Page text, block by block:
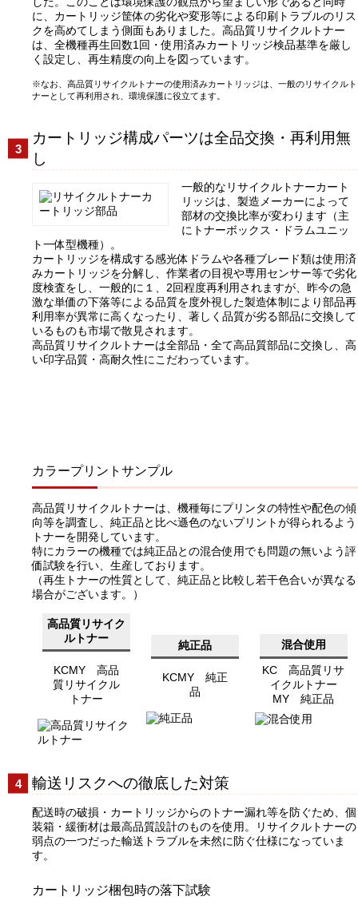
に、カートリッジ筐体の劣化や変形等による印刷トラブルのリス
クを高めてしまう側面もありました。高品質リサイクルトナー
は、全機種再生回数1回・使用済みカートリッジ検品基準を厳し
く設定し、再生精度の向上を図っています。
なお、高品質リサイクルトナーの使用済みカートリッジは、一般のリサイクルト
ナーとして再利用され、環境保護に役立てます。
カートリッジ構成パーツは全品交換・再利用無
し
一般的なリサイクルトナーカート
リッジは、製造メーカーによって
部材の交換比率が変わります（主
にトナーボックス・ドラムユニッ
ト一体型機種）。
カートリッジを構成する感光体ドラムや各種ブレード類は使用済
みカートリッジを分解し、作業者の目視や専用センサー等で劣化
度検査をし、一般的に１、2回程度再利用されますが、昨今の急
激な単価の下落等による品質を度外視した製造体制により部品再
利用率が異常に高くなったり、著しく品質が劣る部品に交換して
いるものも市場で散見されます。
高品質リサイクルトナーは全部品・全て高品質部品に交換し、高
い印字品質・高耐久性にこだわっています。
カラープリントサンプル
高品質リサイクルトナーは、機種毎にプリンタの特性や配色の傾
向等を調査し、純正品と比べ遜色のないプリントが得られるよう
トナーを開発しています。
特にカラーの機種では純正品との混合使用でも問題の無いよう評
価試験を行い、生産しております。
（再生トナーの性質として、純正品と比較し若干色合いが異なる
場合がございます。）
高品質リサイク
ルトナー
KCMY 高品
質リサイクル
トナー
純正品
KCMY 純正
品
混合使用
KC 高品質リサ
イクルトナー
MY 純正品
輸送リスクへの徹底した対策
配送時の破損・カートリッジからのトナー漏れ等を防ぐため、個
装箱・緩衝材は最高品質設計のものを使用。リサイクルトナーの
弱点の一つだった輸送トラブルを未然に防ぐ仕様になっていま
す。
カートリッジ梱包時の落下試験